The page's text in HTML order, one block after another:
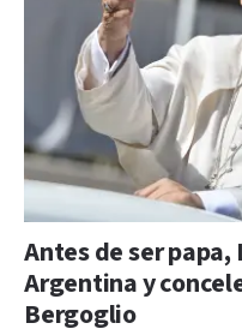
Antes de ser papa,
Argentina y
Bergoglio